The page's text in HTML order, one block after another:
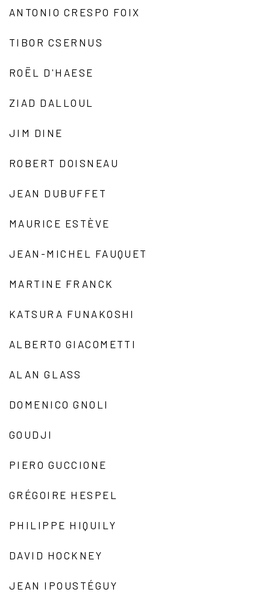
ANTONIO CRESPO FOIX
TIBOR CSERNUS
ROËL D'HAESE
ZIAD DALLOUL
JIM DINE
ROBERT DOISNEAU
JEAN DUBUFFET
MAURICE ESTÈVE
JEAN-MICHEL FAUQUET
MARTINE FRANCK
KATSURA FUNAKOSHI
ALBERTO GIACOMETTI
ALAN GLASS
DOMENICO GNOLI
GOUDJI
PIERO GUCCIONE
GRÉGOIRE HESPEL
PHILIPPE HIQUILY
DAVID HOCKNEY
JEAN IPOUSTÉGUY